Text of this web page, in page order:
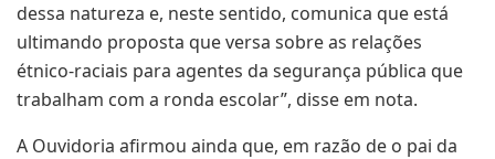
dessa natureza e, neste sentido, comunica que está
ultimando proposta que versa sobre as relações
étnico-raciais para agentes da segurança pública que
trabalham com a ronda escolar”, disse em nota.
A Ouvidoria afirmou ainda que, em razão de o pai da